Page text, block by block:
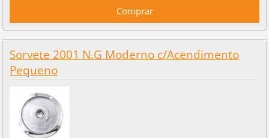
Sorvete 2001 N.G Moderno c/Acendimento
Pequeno